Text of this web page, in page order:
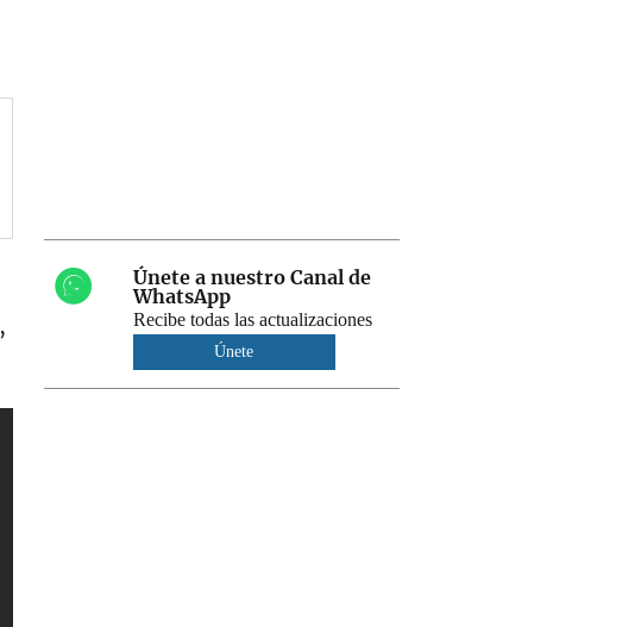
,
Únete a nuestro Canal de
WhatsApp
Recibe todas las actualizaciones
Únete